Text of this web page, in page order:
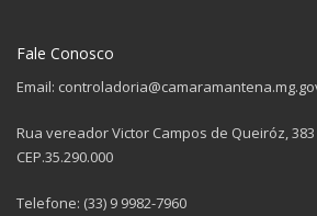
Fale Conosco
Email:
Rua vereador Victor Campos de Queiróz,
CEP.35.290.000
Telefone: (33) 9 9982-7960